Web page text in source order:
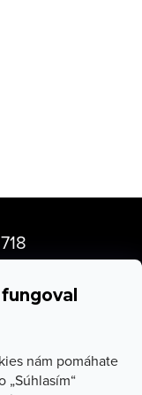
nám pomáhate